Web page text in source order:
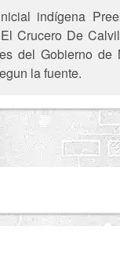
indígena
Crucero De
del Gobierno de
la fuente.